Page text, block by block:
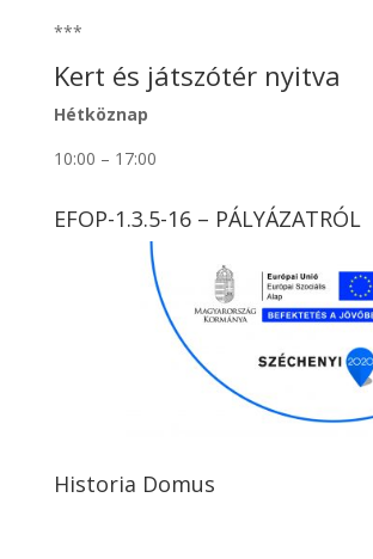
***
Kert és játszótér nyitva
Hétköznap
10:00 – 17:00
EFOP-1.3.5-16 – PÁLYÁZATRÓL
Historia Domus